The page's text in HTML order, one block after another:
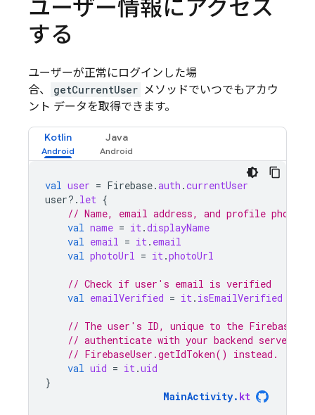
ユーザー情報にアクセス
する
ユーザーが正常にログインした場
合、
getCurrentUser メソッドでいつでもアカウ
ント データを取得できます。
Kotlin Java
val user = Firebase.auth .currentUser
user?. let {
// Name, email address, and profile photo
val name = it.displayName
val email = it. email
val photoUrl = it.photoUrl
// Check if user's email is verified
val emailVerified = it. isEmailVerified
// The user's ID, unique to the Firebase
// authenticate with your backend server, if
// FirebaseUser.getIdToken() instead.
val uid = it.uid
}
MainActivity. kt